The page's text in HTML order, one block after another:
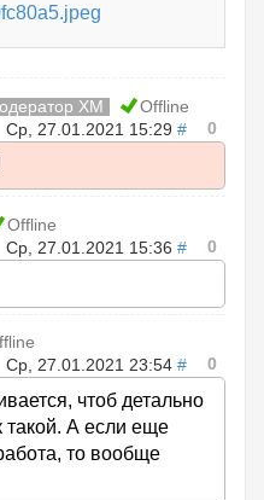
ХМ
Offline
Ср, 27.01.2021 15:29 # 0
Offline
Ср, 27.01.2021 15:36 # 0
Ср, 27.01.2021 23:54 # 0
чтоб детально
такой. А если еще
то вообще